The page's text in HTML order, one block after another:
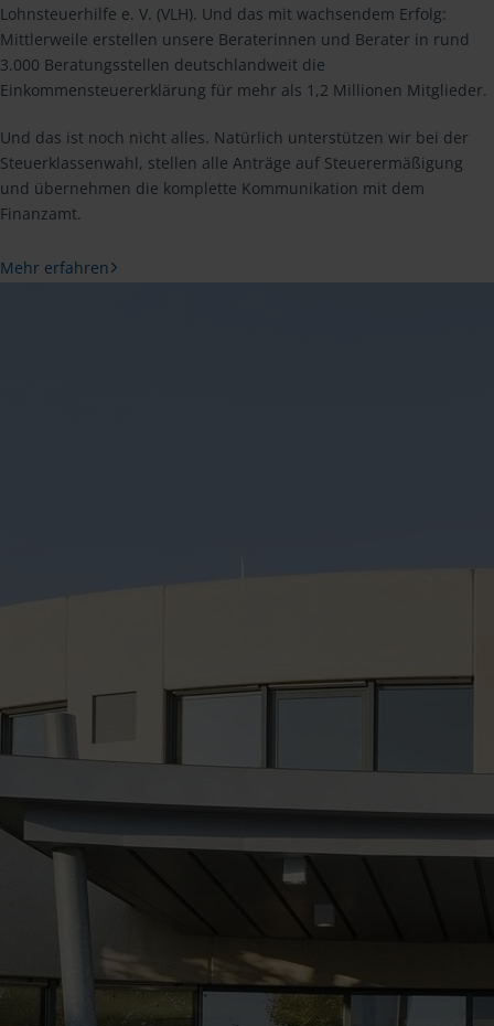
Lohnsteuerhilfe e. V. (VLH). Und das mit wachsendem Erfolg:
Mittlerweile erstellen unsere Beraterinnen und Berater in rund
3.000 Beratungsstellen deutschlandweit die
Einkommensteuererklärung für mehr als 1,2 Millionen Mitglieder.
Und das ist noch nicht alles. Natürlich unterstützen wir bei der
Steuerklassenwahl, stellen alle Anträge auf Steuerermäßigung
und übernehmen die komplette Kommunikation mit dem
Finanzamt.
Mehr erfahren